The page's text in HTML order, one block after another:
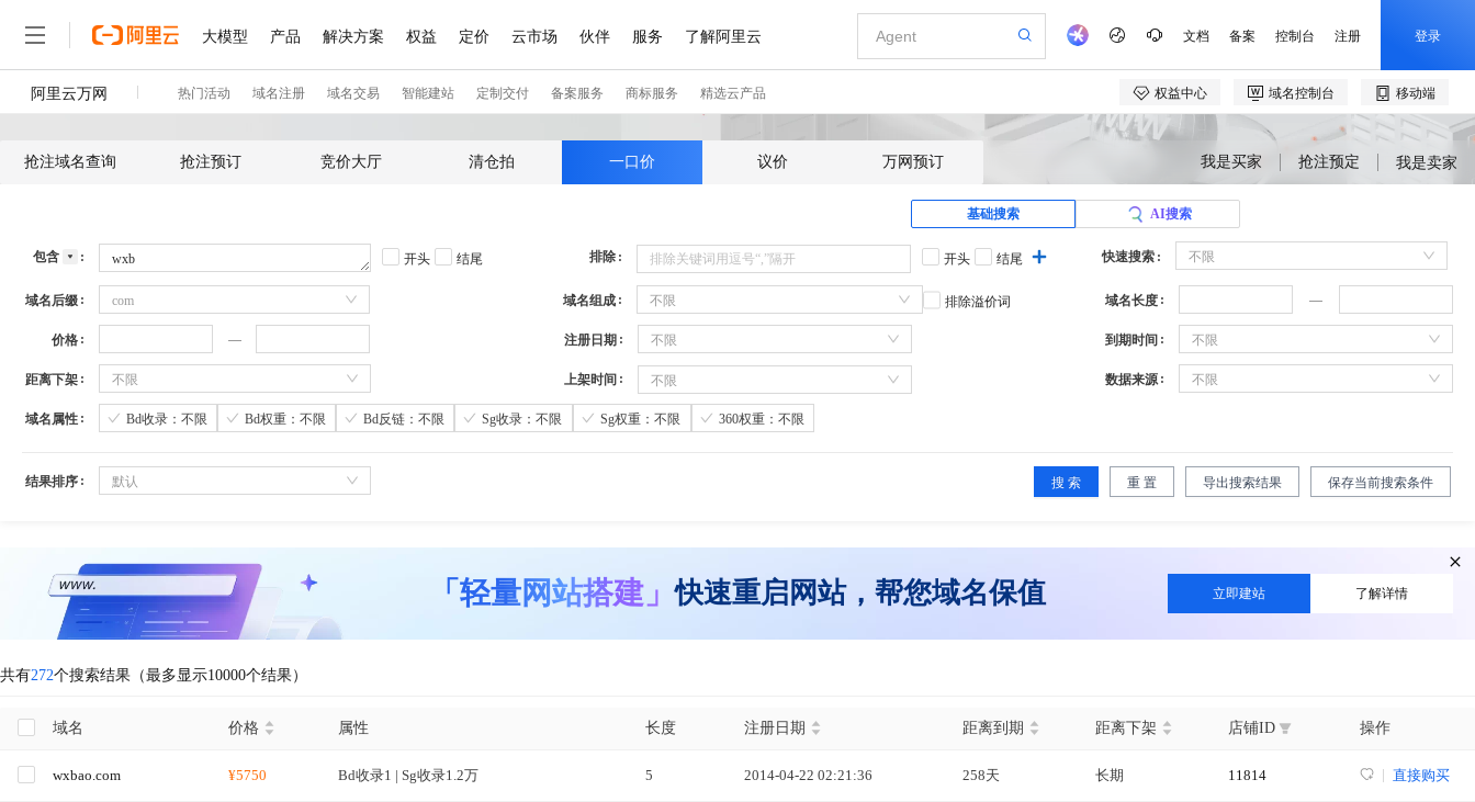
抢注域名查询 抢注预订 竞价大厅 清仓拍 一口价 议价 万网预订 我是买家 抢注预定 我是卖家
基础搜索 AI搜索
包含 开头 结尾 排除 开头 结尾 快速搜索 不限
域名后缀 com 域名组成 不限 排除溢价词 域名长度
价格 注册日期 不限 到期时间 不限
距离下架 不限 上架时间 不限 数据来源 不限
域名属性 Bd收录：不限 Bd权重：不限 Bd反链：不限 Sg收录：不限 Sg权重：不限 360权重：不限
结果排序 默认 搜 索 重 置 导出搜索结果 保存当前搜索条件
「轻量网站搭建」快速重启网站，帮您域名保值 立即建站 了解详情
共有272个搜索结果（最多显示10000个结果）
域名 价格 属性 长度 注册日期 距离到期 距离下架 店铺ID 操作
wxbao.com ¥5750 Bd收录1 | Sg收录1.2万 5 2014-04-22 02:21:36 258天 长期 11814 直接购买